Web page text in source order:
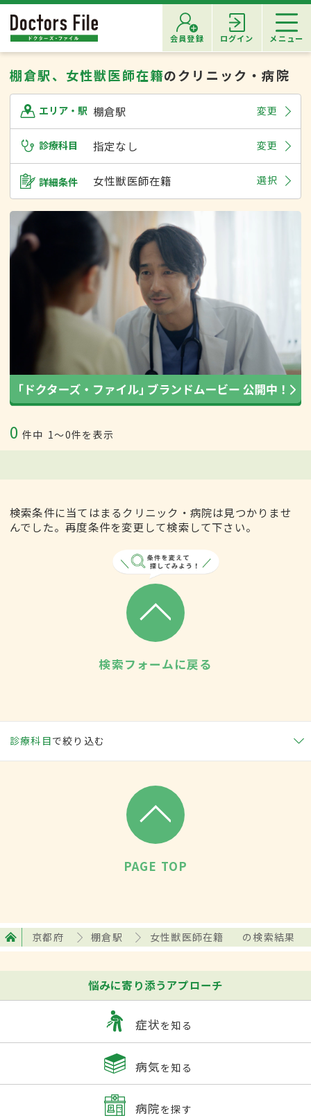
会員登録 ログイン メニュー
棚倉駅、女性獣医師在籍のクリニック・病院
エリア・駅 棚倉駅 変更
診療科目 指定なし 変更
詳細条件 女性獣医師在籍 選択
0 件中 1〜0件を表示
検索条件に当てはまるクリニック・病院は見つかりませ
んでした。再度条件を変更して検索して下さい。
検索フォームに戻る
診療科目で絞り込む
PAGE TOP
京都府 棚倉駅 女性獣医師在籍 の検索結果
悩みに寄り添うアプローチ
症状を知る
病気を知る
病院を探す